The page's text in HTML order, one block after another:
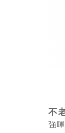
不
強